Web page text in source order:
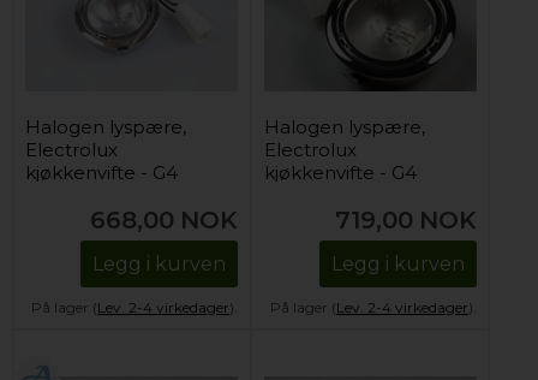
Halogen lyspære,
Electrolux
kjøkkenvifte - G4
668,00 NOK
Legg i kurven
På lager (Lev. 2-4 virkedager).
Halogen lyspære,
Electrolux
kjøkkenvifte - G4
719,00 NOK
Legg i kurven
På lager (Lev. 2-4 virkedager).